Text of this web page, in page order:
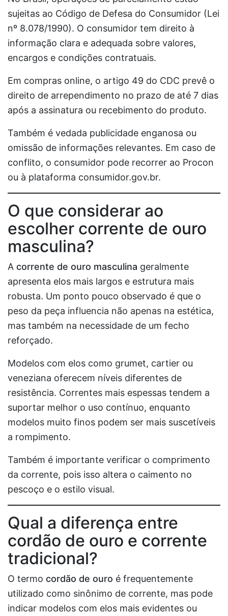
sujeitas ao Código de Defesa do Consumidor (Lei
nº 8.078/1990). O consumidor tem direito à
informação clara e adequada sobre valores,
encargos e condições contratuais.
Em compras online, o artigo 49 do CDC prevê o
direito de arrependimento no prazo de até 7 dias
após a assinatura ou recebimento do produto.
Também é vedada publicidade enganosa ou
omissão de informações relevantes. Em caso de
conflito, o consumidor pode recorrer ao Procon
ou à plataforma consumidor.gov.br.
O que considerar ao
escolher corrente de ouro
masculina?
A corrente de ouro masculina geralmente
apresenta elos mais largos e estrutura mais
robusta. Um ponto pouco observado é que o
peso da peça influencia não apenas na estética,
mas também na necessidade de um fecho
reforçado.
Modelos com elos como grumet, cartier ou
veneziana oferecem níveis diferentes de
resistência. Correntes mais espessas tendem a
suportar melhor o uso contínuo, enquanto
modelos muito finos podem ser mais suscetíveis
a rompimento.
Também é importante verificar o comprimento
da corrente, pois isso altera o caimento no
pescoço e o estilo visual.
Qual a diferença entre
cordão de ouro e corrente
tradicional?
O termo cordão de ouro é frequentemente
utilizado como sinônimo de corrente, mas pode
indicar modelos com elos mais evidentes ou